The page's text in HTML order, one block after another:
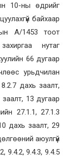
10-ны өдрийг
байхаар
А/1453 тоот
нутаг
66 дугаар
урьдчилан
дахь заалт,
заалт, 13 дугаар
27.1.1, 27.1.3
дахь заалт, 29
аюулгүй
9.4.2, 9.4.3, 9.4.5